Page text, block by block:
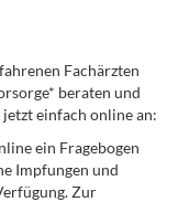
Fachärzten
beraten und
einfach online an:
ein Fragebogen
Impfungen und
Zur